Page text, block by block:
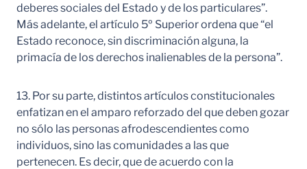
deberes sociales del Estado y de los particulares”.
Más adelante, el artículo 5º Superior ordena que “el
Estado reconoce, sin discriminación alguna, la
primacía de los derechos inalienables de la persona”.
13. Por su parte, distintos artículos constitucionales
enfatizan en el amparo reforzado del que deben gozar
no sólo las personas afrodescendientes como
individuos, sino las comunidades a las que
pertenecen. Es decir, que de acuerdo con la